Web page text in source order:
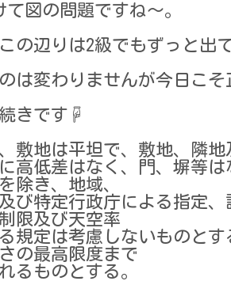
て図の問題ですね～。
の辺りは2級でもずっと出
は変わりませんが今日こそ
きです☟
敷地は平坦で、敷地、隣地
高低差はなく、門、塀等
除き、地域、
び特定行政庁による指定
限及び天空率
規定は考慮しないものと
の最高限度まで
るものとする。